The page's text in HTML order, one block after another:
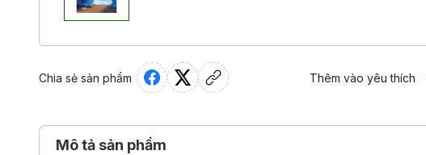
Chia sẻ sản phẩm Thêm vào yêu thích
Mô tả sản phẩm